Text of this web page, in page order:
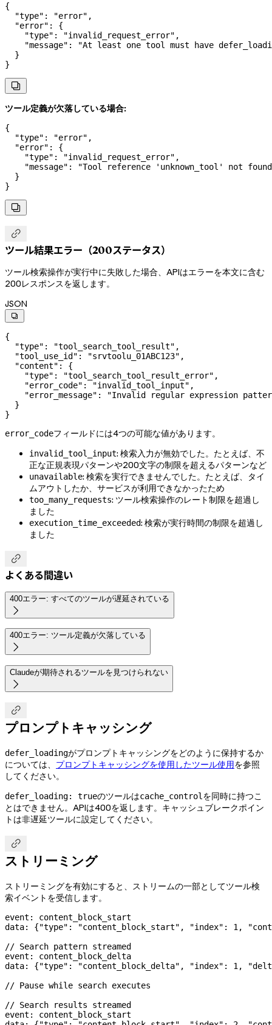
{
  "type"
: "error" ,
  "error"
: {
    "type"
: "invalid_request_error" ,
    "message"
:
"At least one tool must have
  }
}

ツール定義が欠落している場合:
{
  "type"
: "error" ,
  "error"
: {
    "type"
: "invalid_request_error" ,
    "message"
:
"Tool reference 'unknown_tool' not
  }
}


ツール結果エラー（200ステータス）
ツール検索操作が実行中に失敗した場合、APIはエラーを本文に含む
200レスポンスを返します。
JSON

{
  "type"
: "tool_search_tool_result" ,
  "tool_use_id"
: "srvtoolu_01ABC123" ,
  "content"
: {
    "type"
: "tool_search_tool_result_error" ,
    "error_code"
: "invalid_tool_input" ,
    "error_message"
:
"Invalid regular expression
  }
}
error_codeフィールドには4つの可能な値があります。
invalid_tool_input: 検索入力が無効でした。たとえば、不
正な正規表現パターンや200文字の制限を超えるパターンなど
unavailable: 検索を実行できませんでした。たとえば、タイ
ムアウトしたか、サービスが利用できなかったため
too_many_requests: ツール検索操作のレート制限を超過し
ました
execution_time_exceeded: 検索が実行時間の制限を超過し
ました

よくある間違い
400エラー: すべてのツールが遅延されている

400エラー: ツール定義が欠落している

Claudeが期待されるツールを見つけられない


プロンプトキャッシング
defer_loadingがプロンプトキャッシングをどのように保持するか
については、 プロンプトキャッシングを使用したツール使用を参照
してください。
defer_loading: trueのツールはcache_control を同時に持つこ
とはできません。APIは400を返します。キャッシュブレークポイン
トは非遅延ツールに設定してください。

ストリーミング
ストリーミングを有効にすると、ストリームの一部としてツール検
索イベントを受信します。
event: content_block_start
data: {"type" : "content_block_start" , "index" : 1 ,
// Search pattern streamed
event: content_block_delta
data: {"type" : "content_block_delta" , "index" : 1 ,
// Pause while search executes
// Search results streamed
event: content_block_start